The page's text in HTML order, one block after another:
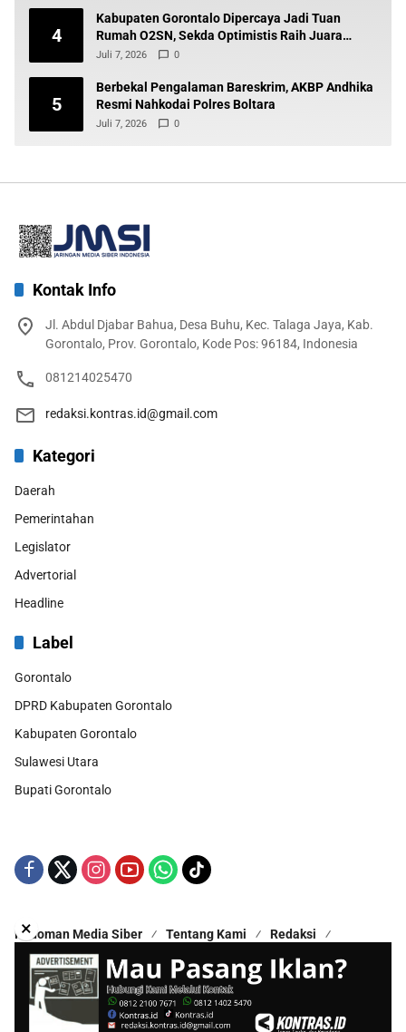
4
Kabupaten Gorontalo Dipercaya Jadi Tuan
Rumah O2SN, Sekda Optimistis Raih Juara
Umum
Juli 7, 2026 0
5
Berbekal Pengalaman Bareskrim, AKBP Andhika
Resmi Nahkodai Polres Boltara
Juli 7, 2026 0
Kontak Info
Jl. Abdul Djabar Bahua, Desa Buhu, Kec. Talaga Jaya, Kab.
Gorontalo, Prov. Gorontalo, Kode Pos: 96184, Indonesia
081214025470
redaksi.kontras.id@gmail.com
Kategori
Daerah
Pemerintahan
Legislator
Advertorial
Headline
Label
Gorontalo
DPRD Kabupaten Gorontalo
Kabupaten Gorontalo
Sulawesi Utara
Bupati Gorontalo
Pedoman Media Siber Tentang Kami
Redaksi
Kontak Kami
Disclaimer
Copyright © 2025 - All Rights Reserved | Proudly Hosted by
Hestek Media
×